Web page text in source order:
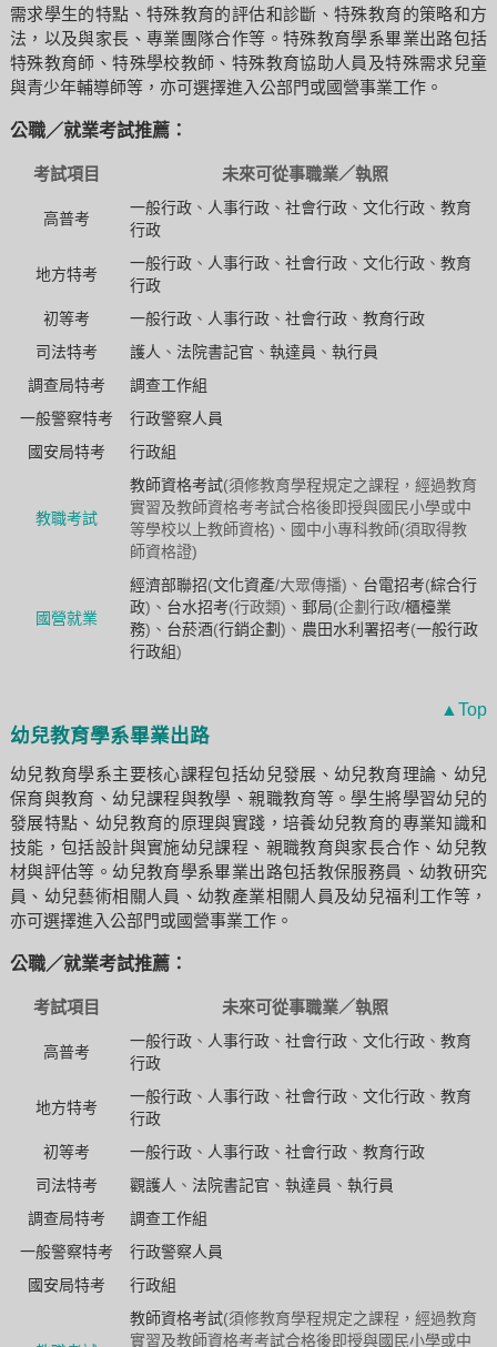
需求學生的特點、特殊教育的評估和診斷、特殊教育的策略和方
法，以及與家長、專業團隊合作等。特殊教育學系畢業出路包括
特殊教育師、特殊學校教師、特殊教育協助人員及特殊需求兒童
與青少年輔導師等，亦可選擇進入公部門或國營事業工作。
公職／就業考試推薦：
考試項目 未來可從事職業／執照
高普考
一般行政、 人事行政、 社會行政、 文化行政、 教育
行政
地方特考
一般行政、 人事行政、 社會行政、 文化行政、 教育
行政
初等考
一般行政、 人事行政、 社會行政、 教育行政
司法特考
護人 、 法院書記官 、 執達員 、 執行員
調查局特考
調查工作組
一般警察特考
行政警察人員
國安局特考
行政組
教職考試
教師資格考試(須修教育學程規定之課程，經過教育
實習及教師資格考考試合格後即授與國民小學或中
等學校以上教師資格)、國中小專科教師(須取得教
師資格證)
國營就業
經濟部聯招(文化資產/大眾傳播)、 台電招考(綜合行
政)、 台水招考(行政類)、 郵局(企劃行政/櫃檯業
務)、 台菸酒(行銷企劃 )、 農田水利署招考(一般行政
行政組)
▲Top
幼兒教育學系畢業出路
幼兒教育學系主要核心課程包括幼兒發展、幼兒教育理論、幼兒
保育與教育、幼兒課程與教學、親職教育等。學生將學習幼兒的
發展特點、幼兒教育的原理與實踐，培養幼兒教育的專業知識和
技能，包括設計與實施幼兒課程、親職教育與家長合作、幼兒教
材與評估等。幼兒教育學系畢業出路包括教保服務員、幼教研究
員、幼兒藝術相關人員、幼教產業相關人員及幼兒福利工作等，
亦可選擇進入公部門或國營事業工作。
公職／就業考試推薦：
考試項目 未來可從事職業／執照
高普考
一般行政、 人事行政、 社會行政、 文化行政、 教育
行政
地方特考
一般行政、 人事行政、 社會行政、 文化行政、 教育
行政
初等考
一般行政、 人事行政、 社會行政、 教育行政
司法特考
觀護人 、 法院書記官 、 執達員 、 執行員
調查局特考
調查工作組
一般警察特考
行政警察人員
國安局特考
行政組
教師資格考試(須修教育學程規定之課程，經過教育
實習及教師資格考考試合格後即授與國民小學或中